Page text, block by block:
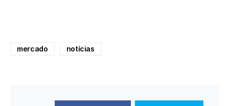
mercado notícias